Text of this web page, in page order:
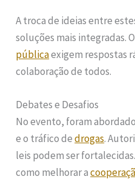
A troca de ideias entre
soluções mais integradas.
públicaexigem respostas
colaboração de todos.
Debates e Desafios
No evento, foram
e o tráfico dedrogas.
leis podem ser
como melhorar a